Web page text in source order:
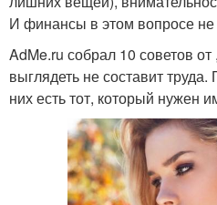
И финансы в этом вопросе
AdMe.ru собрал 10 советов
выглядеть не составит
них есть тот, который нужен